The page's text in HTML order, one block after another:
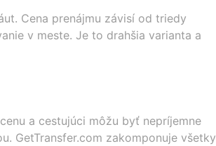
Cena prenájmu závisí od triedy
v meste. Je to drahšia varianta a
a cestujúci môžu byť nepríjemne
GetTransfer.com zakomponuje všetky